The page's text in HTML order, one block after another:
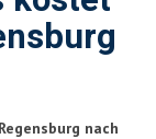
nach